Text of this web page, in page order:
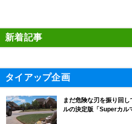
新着記事
タイアップ企画
まだ危険な刃を振り回
ルの決定版「Superカル